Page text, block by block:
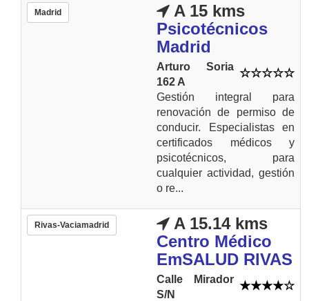
Madrid
A 15 kms
Psicotécnicos
Madrid
Arturo Soria
162 A
Gestión integral para
renovación de permiso de
conducir. Especialistas en
certificados médicos y
psicotécnicos, para
cualquier actividad, gestión
o re...
Rivas-Vaciamadrid
A 15.14 kms
Centro Médico
EmSALUD RIVAS
Calle Mirador
S/N